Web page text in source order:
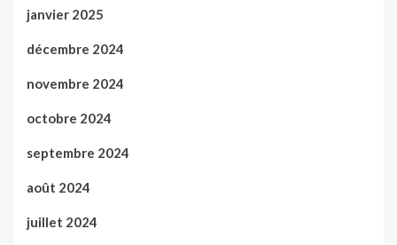
janvier 2025
décembre 2024
novembre 2024
octobre 2024
septembre 2024
août 2024
juillet 2024